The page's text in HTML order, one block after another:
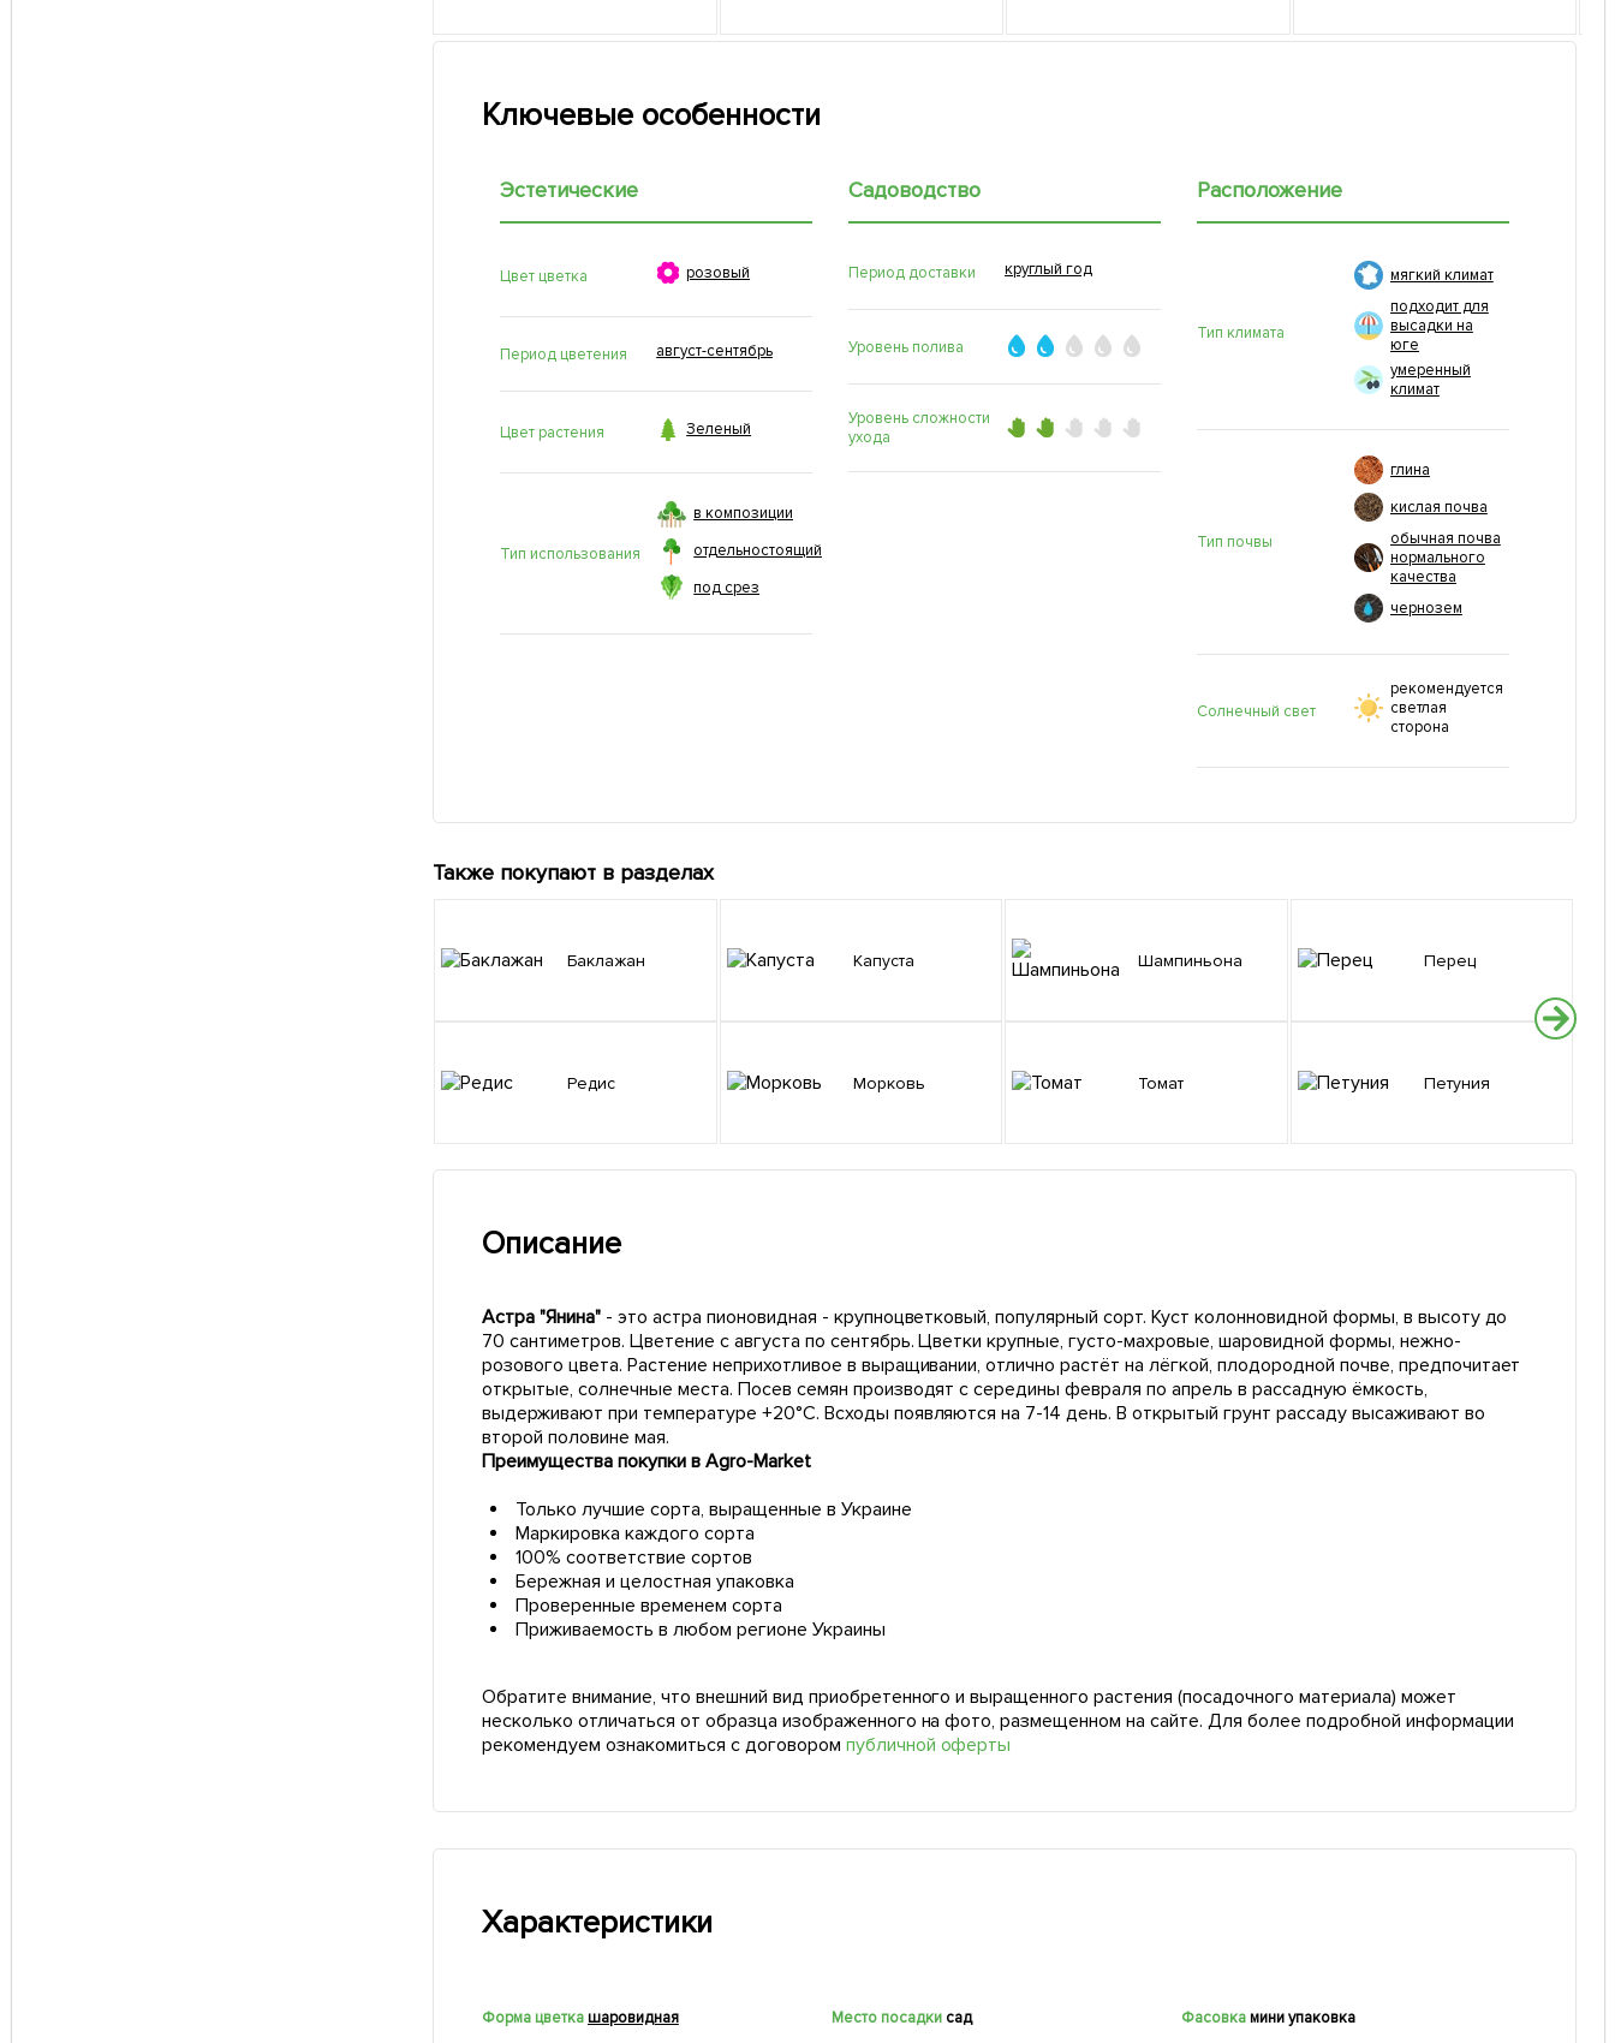
Ключевые особенности
Эстетические
Цвет цветка  розовый
Период цветения август-сентябрь
Цвет растения  Зеленый
Тип использования
в композиции
отдельностоящий
под срез
Садоводство
Период доставки круглый год
Уровень полива
Уровень сложности
ухода
Расположение
Тип климата
мягкий климат
подходит для
высадки на
юге
умеренный
климат
Тип почвы
глина
кислая почва
обычная почва
нормального
качества
чернозем
Солнечный свет
рекомендуется
светлая
сторона
Также покупают в разделах
Баклажан
Редис
Капуста
Морковь
Шампиньона
Томат
Перец
Петуния
Описание
Астра "Янина" - это астра пионовидная - крупноцветковый, популярный сорт. Куст колонновидной формы, в высоту до
70 сантиметров. Цветение с августа по сентябрь. Цветки крупные, густо-махровые, шаровидной формы, нежно-
розового цвета. Растение неприхотливое в выращивании, отлично растёт на лёгкой, плодородной почве, предпочитает
открытые, солнечные места. Посев семян производят с середины февраля по апрель в рассадную ёмкость,
выдерживают при температуре +20°С. Всходы появляются на 7-14 день. В открытый грунт рассаду высаживают во
второй половине мая.
Преимущества покупки в Agro-Market
Только лучшие сорта, выращенные в Украине
Маркировка каждого сорта
100% соответствие сортов
Бережная и целостная упаковка
Проверенные временем сорта
Приживаемость в любом регионе Украины
Обратите внимание, что внешний вид приобретенного и выращенного растения (посадочного материала) может
несколько отличаться от образца изображенного на фото, размещенном на сайте. Для более подробной информации
рекомендуем ознакомиться с договором публичной оферты
Характеристики
Форма цветкашаровидная Место посадки сад Фасовкамини упаковка